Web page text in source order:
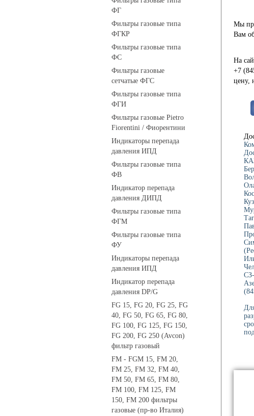
ФГ
Фильтры газовые типа
ФГКР
Фильтры газовые типа
ФС
Фильтры газовые
сетчатые ФГС
Фильтры газовые типа
ФГИ
Фильтры газовые Pietro
Fiorentini / Фиорентини
Индикаторы перепада
давления ИПД
Фильтры газовые типа
ФВ
Индикатор перепада
давления ДИПД
Фильтры газовые типа
ФГМ
Фильтры газовые типа
ФУ
Индикаторы перепада
давления ИПД
Индикатор перепада
давления DP/G
FG 15, FG 20, FG 25, FG
40, FG 50, FG 65, FG 80,
FG 100, FG 125, FG 150,
FG 200, FG 250 (Avcon)
фильтр газовый
FM - FGM 15, FM 20,
FM 25, FM 32, FM 40,
FM 50, FM 65, FM 80,
FM 100, FM 125, FM
150, FM 200 фильтры
газовые (пр-во Италия)
Мы
Вам
На
+7
цену,